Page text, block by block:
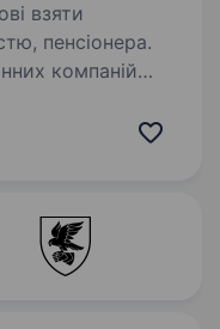
взяти
пенсіонера.
компаній